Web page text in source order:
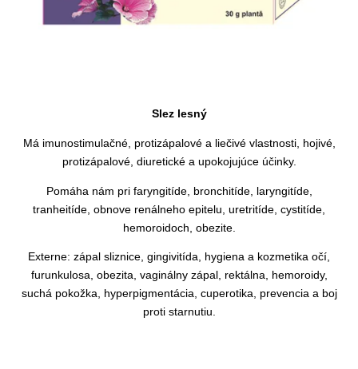
Slez lesný
Má imunostimulačné, protizápalové a liečivé vlastnosti, hojivé,
protizápalové, diuretické a upokojujúce účinky.
Pomáha nám pri faryngitíde, bronchitíde, laryngitíde,
tranheitíde, obnove renálneho epitelu, uretritíde, cystitíde,
hemoroidoch, obezite.
Externe: zápal sliznice, gingivitída, hygiena a kozmetika očí,
furunkulosa, obezita, vaginálny zápal, rektálna, hemoroidy,
suchá pokožka, hyperpigmentácia, cuperotika, prevencia a boj
proti starnutiu.